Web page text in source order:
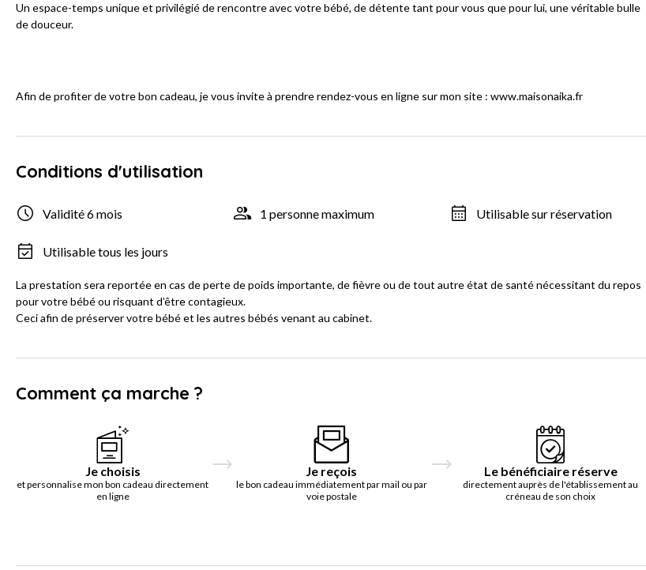
Un espace-temps unique et privilégié de rencontre avec votre bébé, de détente tant pour vous que pour lui, une véritable bulle
de douceur.
Afin de profiter de votre bon cadeau, je vous invite à prendre rendez-vous en ligne sur mon site : www.maisonaika.fr
Conditions d'utilisation
Validité 6 mois 1 personne maximum Utilisable sur réservation
Utilisable tous les jours
La prestation sera reportée en cas de perte de poids importante, de fièvre ou de tout autre état de santé nécessitant du repos
pour votre bébé ou risquant d’être contagieux.
Ceci afin de préserver votre bébé et les autres bébés venant au cabinet.
Comment ça marche ?
Je choisis
et personnalise mon bon cadeau directement
en ligne
Je reçois
le bon cadeau immédiatement par mail ou par
voie postale
Le bénéficiaire réserve
directement auprès de l'établissement au
créneau de son choix